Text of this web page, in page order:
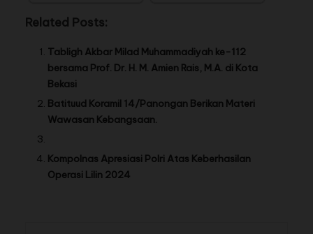
Related Posts:
Tabligh Akbar Milad Muhammadiyah ke-112
bersama Prof. Dr. H. M. Amien Rais, M.A. di Kota
Bekasi
Batituud Koramil 14/Panongan Berikan Materi
Wawasan Kebangsaan.
Kompolnas Apresiasi Polri Atas Keberhasilan
Operasi Lilin 2024